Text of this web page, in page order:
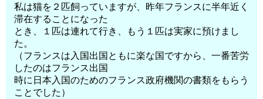
私は猫を２匹飼っていますが、昨年フランスに半年近く
滞在することになった
とき、１匹は連れて行き、もう１匹は実家に預けまし
た。
（フランスは入国出国ともに楽な国ですから、一番苦労
したのはフランス出国
時に日本入国のためのフランス政府機関の書類をもらう
ことでした）